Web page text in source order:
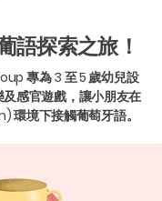
語探索之旅！
專為 3 至 5 歲幼兒設
感官遊戲，讓小朋友在
環境下接觸葡萄牙語。